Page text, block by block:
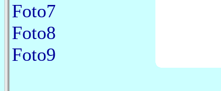
Foto7
Foto8
Foto9